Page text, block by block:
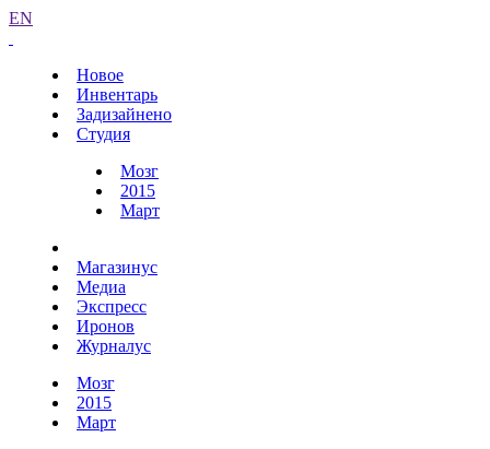
EN
Новое
Инвентарь
Задизайнено
Студия
Мозг
2015
Март
Магазинус
Медиа
Экспресс
Иронов
Журналус
Мозг
2015
Март